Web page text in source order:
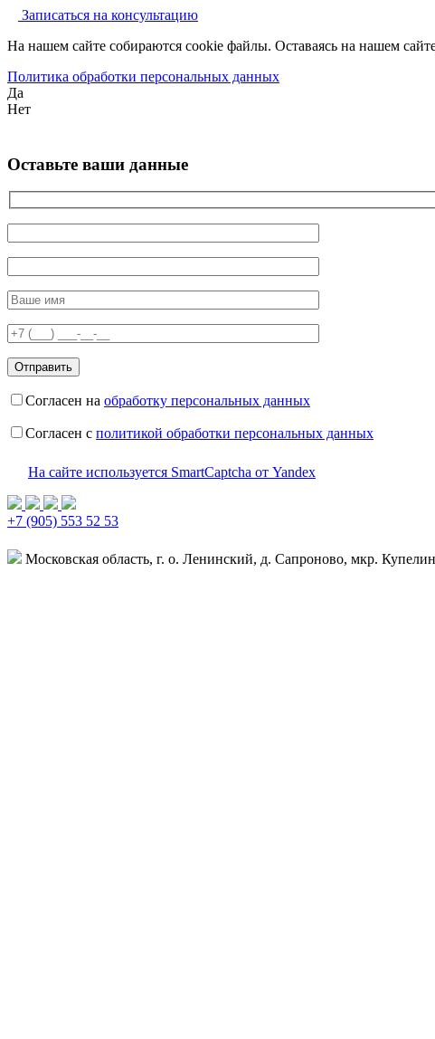
Записаться на консультацию
На нашем сайте собираются cookie файлы. Оставаясь на нашем
Политика обработки персональных данных
Да
Нет
Оставьте ваши данные
Согласен на обработку персональных данных
Согласен с политикой обработки персональных данных
На сайте используется SmartCaptcha от Yandex
+7 (905) 553 52 53
Московская область, г. о. Ленинский, д. Сапроново, мкр.